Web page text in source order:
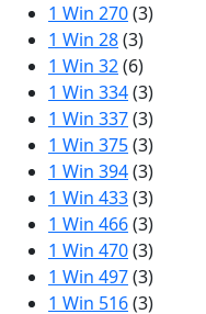
1 Win 270(3)
1 Win 28(3)
1 Win 32(6)
1 Win 334(3)
1 Win 337(3)
1 Win 375(3)
1 Win 394(3)
1 Win 433(3)
1 Win 466(3)
1 Win 470(3)
1 Win 497(3)
1 Win 516(3)